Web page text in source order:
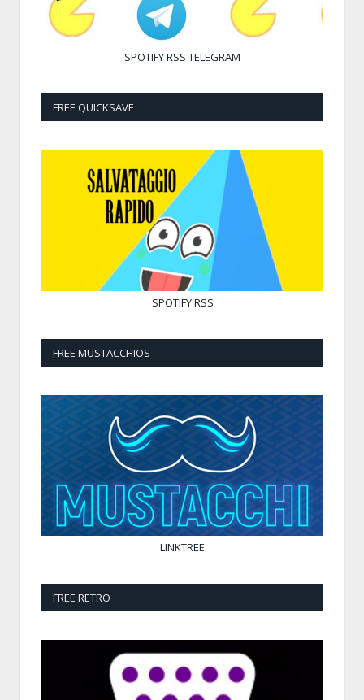
SPOTIFYRSS TELEGRAM
FREE QUICKSAVE
SPOTIFYRSS
FREE MUSTACCHIOS
LINKTREE
FREE RETRO